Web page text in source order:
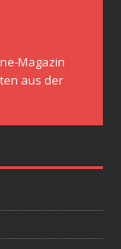
Magazin
aus der